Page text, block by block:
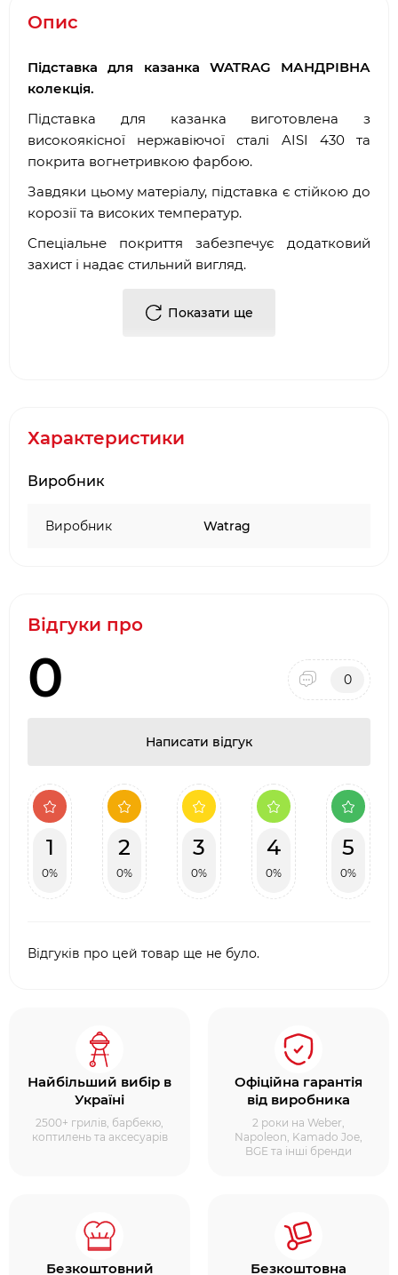
Опис
Підставка для казанка WATRAG МАНДРІВНА
колекція.
Підставка для казанка виготовлена з
високоякісної нержавіючої сталі AISI 430 та
покрита вогнетривкою фарбою.
Завдяки цьому матеріалу, підставка є стійкою до
корозії та високих температур.
Спеціальне покриття забезпечує додатковий
захист і надає стильний вигляд.
підходить для приготування страв у казанку на
Матеріал - нержавіюча сталь AISI 430
Вага - 0.56 кг
Показати ще
Характеристики
Виробник
Виробник Watrag
Відгуки про
0 0
Написати відгук
1
0%
2
0%
3
0%
4
0%
5
0%
Відгуків про цей товар ще не було.
Найбільший вибір в
Україні
2500+ грилів, барбекю,
коптилень та аксесуарів
Офіційна гарантія
від виробника
2 роки на Weber,
Napoleon, Kamado Joe,
BGE та інші бренди
Безкоштовний
Безкоштовна